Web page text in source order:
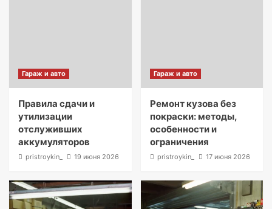
Гараж и авто
Правила сдачи и
утилизации
отслуживших
аккумуляторов
pristroykin_ 19 июня 2026
Гараж и авто
Ремонт кузова без
покраски: методы,
особенности и
ограничения
pristroykin_ 17 июня 2026